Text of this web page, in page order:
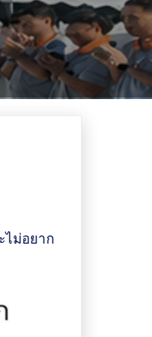
ไม่อยาก